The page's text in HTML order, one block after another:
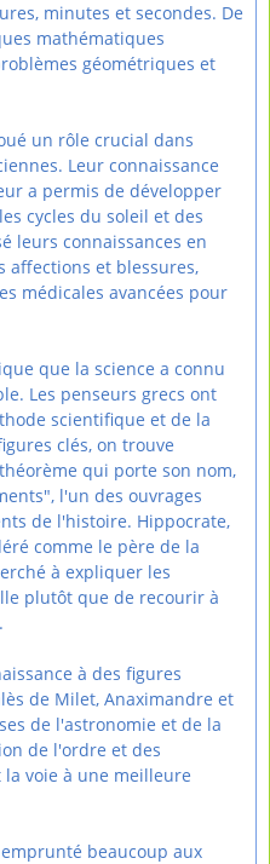
minutes et secondes. De
mathématiques
géométriques et
un rôle crucial dans
Leur connaissance
a permis de développer
cycles du soleil et des
leurs connaissances en
affections et blessures,
médicales avancées pour
que la science a connu
Les penseurs grecs ont
scientifique et de la
clés, on trouve
qui porte son nom,
l'un des ouvrages
de l'histoire. Hippocrate,
comme le père de la
à expliquer les
plutôt que de recourir à
à des figures
de Milet, Anaximandre et
de l'astronomie et de la
de l'ordre et des
voie à une meilleure
beaucoup aux